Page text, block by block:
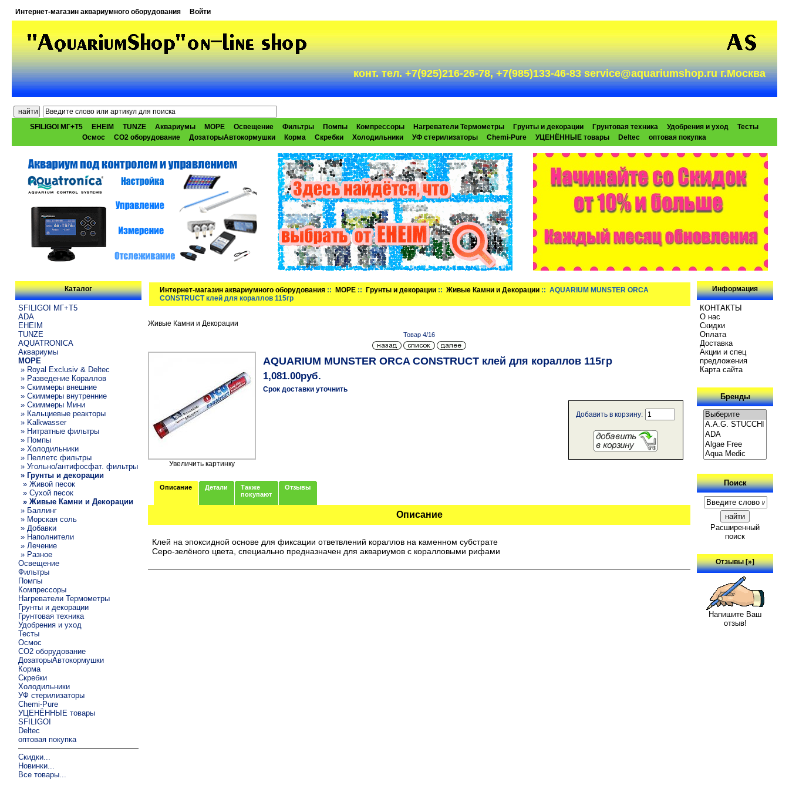
Интернет-магазин аквариумного оборудования Войти
конт. тел. +7(925)216-26-78, +7(985)133-46-83 service@aquariumshop.ru г.Москва
SFILIGOI МГ+Т5 EHEIM TUNZE Аквариумы МОРЕ Освещение Фильтры Помпы Компрессоры Нагреватели Термометры Грунты и декорации Грунтовая техника Удобрения и уход
Тесты
Осмос
CO2 оборудование ДозаторыАвтокормушки Корма Скребки Холодильники УФ стерилизаторы Chemi-Pure УЦЕНЁННЫЕ товары Deltec оптовая покупка
Каталог
SFILIGOI МГ+Т5
ADA
EHEIM
TUNZE
AQUATRONICA
Аквариумы
МОРЕ
» Royal Exclusiv & Deltec
» Разведение Кораллов
» Скиммеры внешние
» Скиммеры внутренние
» Скиммеры Мини
» Кальциевые реакторы
» Kalkwasser
» Нитратные фильтры
» Помпы
» Холодильники
» Пеллетс фильтры
» Угольно/антифосфат. фильтры
» Грунты и декорации
» Живой песок
» Сухой песок
» Живые Камни и Декорации
» Баллинг
» Морская соль
» Добавки
» Наполнители
» Лечение
» Разное
Освещение
Фильтры
Помпы
Компрессоры
Нагреватели Термометры
Грунты и декорации
Грунтовая техника
Удобрения и уход
Тесты
Осмос
CO2 оборудование
ДозаторыАвтокормушки
Корма
Скребки
Холодильники
УФ стерилизаторы
Chemi-Pure
УЦЕНЁННЫЕ товары
SFILIGOI
Deltec
оптовая покупка
Скидки...
Новинки...
Все товары...
Интернет-магазин аквариумного оборудования :: МОРЕ :: Грунты и декорации ::Живые Камни и Декорации :: AQUARIUM MUNSTER ORCA
CONSTRUCT клей для кораллов 115гр
Живые Камни и Декорации
Товар 4/16
Увеличить картинку
AQUARIUM MUNSTER ORCA CONSTRUCT клей для кораллов 115гр
1,081.00руб.
Срок доставки уточнить
Добавить в корзину:
Описание Детали
Также
покупают
Отзывы
Описание
Клей на эпоксидной основе для фиксации ответвлений кораллов на каменном субстрате
Серо-зелёного цвета, специально предназначен для аквариумов с коралловыми рифами
Информация
КОНТАКТЫ
О нас
Скидки
Oплатa
Доставка
Акции и спец
предложения
Карта сайта
Бренды
Поиск
Расширенный
поиск
Отзывы [»]
Напишите Ваш
отзыв!